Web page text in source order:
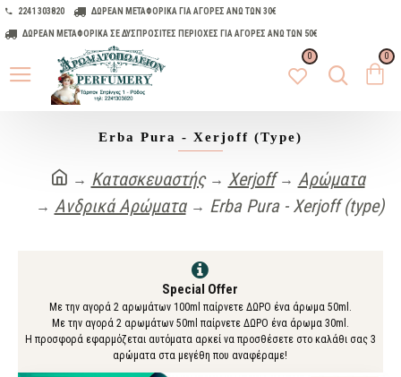
2241 303820 ΔΩΡΕΑΝ ΜΕΤΑΦΟΡΙΚΑ ΓΙΑ ΑΓΟΡΕΣ ΑΝΩ ΤΩΝ 30€
ΔΩΡΕΑΝ ΜΕΤΑΦΟΡΙΚΑ ΣΕ ΔΥΣΠΡΟΣΙΤΕΣ ΠΕΡΙΟΧΕΣ ΓΙΑ ΑΓΟΡΕΣ ΑΝΩ ΤΩΝ 50€
0 0
Κατασκευαστής Xerjoff
Αρώματα
Ανδρικά Αρώματα
Erba Pura - Xerjoff (type)
Erba Pura - Xerjoff (type)
Special Offer
Με την αγορά 2 αρωμάτων 100ml παίρνετε ΔΩΡΟ ένα άρωμα 50ml.
Με την αγορά 2 αρωμάτων 50ml παίρνετε ΔΩΡΟ ένα άρωμα 30ml.
Η προσφορά εφαρμόζεται αυτόματα αρκεί να προσθέσετε στο καλάθι σας 3
αρώματα στα μεγέθη που αναφέραμε!